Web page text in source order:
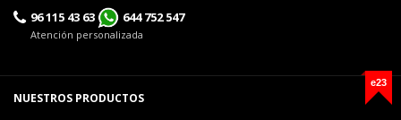
96 115 43 63 644 752 547
Atención personalizada
e23
NUESTROS PRODUCTOS